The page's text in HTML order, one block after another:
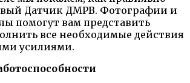
Датчик ДМРВ. Фотографии и
помогут вам представить
все необходимые действия
усилиями.